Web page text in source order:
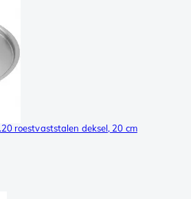
roestvaststalen deksel, 20 cm